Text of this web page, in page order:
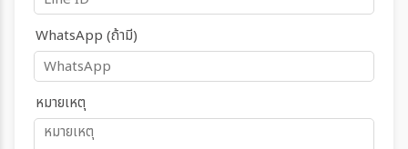
WhatsApp (ถ้ามี)
หมายเหตุ